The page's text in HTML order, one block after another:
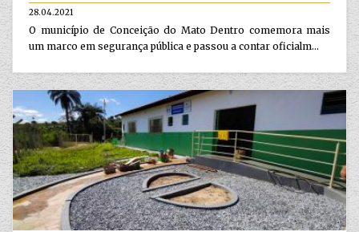
28.04.2021
O município de Conceição do Mato Dentro comemora mais
um marco em segurança pública e passou a contar oficialm...